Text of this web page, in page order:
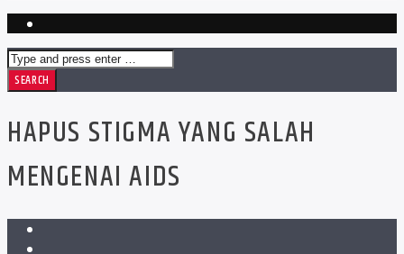
HAPUS STIGMA YANG SALAH
MENGENAI AIDS